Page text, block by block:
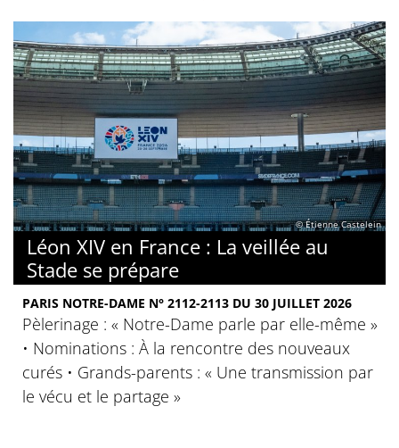
© Étienne Castelein
Léon XIV en France : La veillée au
Stade se prépare
PARIS NOTRE-DAME N° 2112-2113 DU 30 JUILLET 2026
Pèlerinage : « Notre-Dame parle par elle-même »
• Nominations : À la rencontre des nouveaux
curés • Grands-parents : « Une transmission par
le vécu et le partage »